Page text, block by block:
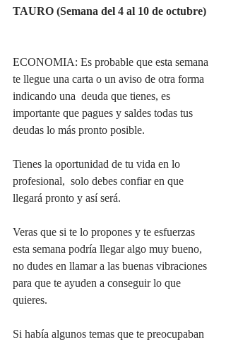
TAURO (Semana del 4 al 10 de octubre)
ECONOMIA: Es probable que esta semana
te llegue una carta o un aviso de otra forma
indicando una  deuda que tienes, es
importante que pagues y saldes todas tus
deudas lo más pronto posible.
Tienes la oportunidad de tu vida en lo
profesional,  solo debes confiar en que
llegará pronto y así será.
Veras que si te lo propones y te esfuerzas
esta semana podría llegar algo muy bueno,
no dudes en llamar a las buenas vibraciones
para que te ayuden a conseguir lo que
quieres.
Si había algunos temas que te preocupaban